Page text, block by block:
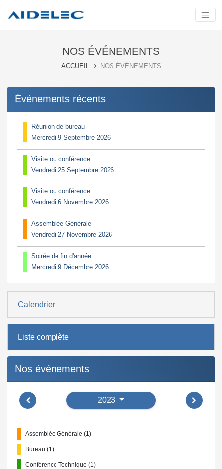
NOS ÉVÉNEMENTS
ACCUEIL NOS ÉVÉNEMENTS
Événements récents
Réunion de bureau
Mercredi 9 Septembre 2026
Visite ou conférence
Vendredi 25 Septembre 2026
Visite ou conférence
Vendredi 6 Novembre 2026
Assemblée Générale
Vendredi 27 Novembre 2026
Soirée de fin d'année
Mercredi 9 Décembre 2026
Calendrier
Liste complète
Nos événements
2023
Assemblée Générale (1)
Bureau (1)
Conférence Technique (1)